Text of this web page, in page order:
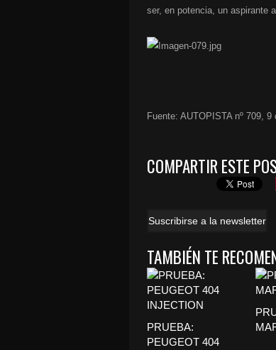
ser, en potencia, un aspirante
Fuente: AUTOPISTA nº 709,
COMPARTIR ESTE
Suscribirse a la newsletter
TAMBIÉN TE
PRUEBA:
PEUGEOT 404